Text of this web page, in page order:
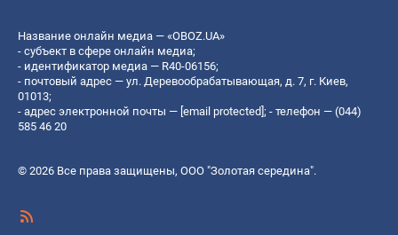
Название онлайн медиа — «OBOZ.UA»
- субъект в сфере онлайн медиа;
- идентификатор медиа — R40-06156;
- почтовый адрес — ул. Деревообрабатывающая, д. 7, г. Киев,
01013;
- адрес электронной почты — [email protected] ; - телефон — (044)
585 46 20
© 2026 Все права защищены, ООО "Золотая середина".